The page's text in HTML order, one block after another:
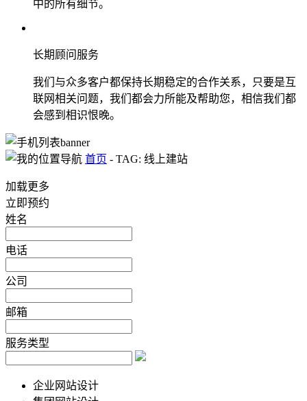
中的所有细节。
长期顾问服务
我们与众多客户都保持长期稳定的合作关系，只要是互
联网相关问题，我们都会力所能及帮助您，相信我们都
会感到相识恨晚。
首页 - TAG: 线上建站
加载更多
立即预约
姓名
电话
公司
邮箱
服务类型
企业网站设计